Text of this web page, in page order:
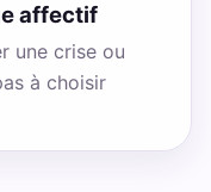
affectif
une crise ou
à choisir